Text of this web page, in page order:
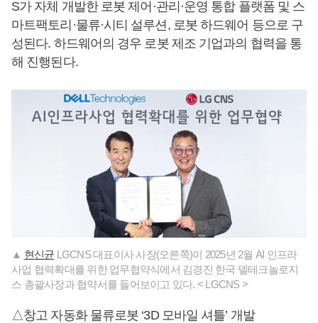
S가 자체 개발한 로봇 제어·관리·운영 통합 플랫폼 및 스
마트팩토리·물류·시티 설루션, 로봇 하드웨어 등으로 구
성된다. 하드웨어의 경우 로봇 제조 기업과의 협력을 통
해 진행된다.
▲ 현신균 LGCNS 대표이사 사장(오른쪽)이 2025년 2월 AI 인프라
사업 협력확대를 위한 업무협약식에서 김경진 한국 델테크놀로지
스 총괄사장과 협약서를 들어보이고 있다. < LGCNS >
△창고 자동화 물류로봇 ‘3D 모바일 셔틀’ 개발